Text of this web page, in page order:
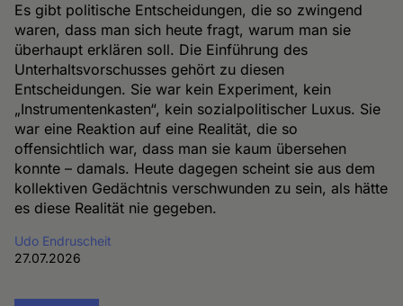
Es gibt politische Entscheidungen, die so zwingend
waren, dass man sich heute fragt, warum man sie
überhaupt erklären soll. Die Einführung des
Unterhaltsvorschusses gehört zu diesen
Entscheidungen. Sie war kein Experiment, kein
„Instrumentenkasten“, kein sozialpolitischer Luxus. Sie
war eine Reaktion auf eine Realität, die so
offensichtlich war, dass man sie kaum übersehen
konnte – damals. Heute dagegen scheint sie aus dem
kollektiven Gedächtnis verschwunden zu sein, als hätte
es diese Realität nie gegeben.
Udo Endruscheit
27.07.2026